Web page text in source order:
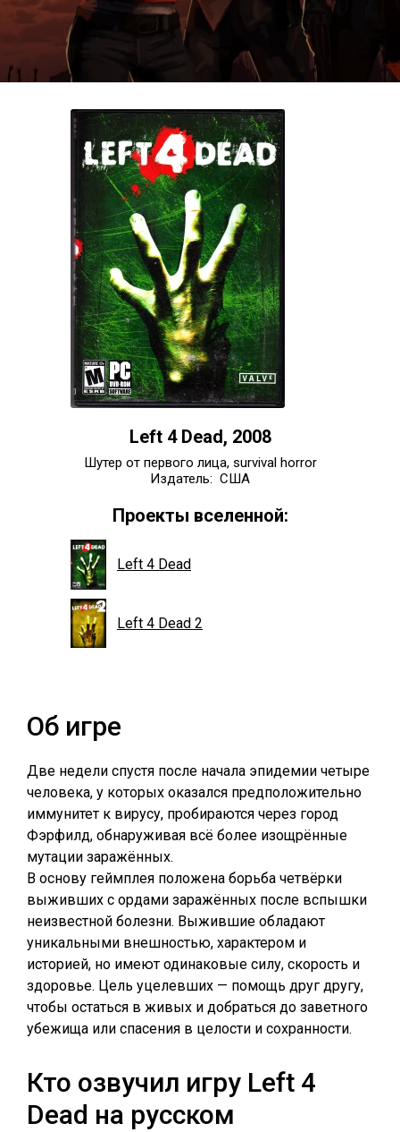
Left 4 Dead, 2008
Шутер от первого лица, survival horror
Издатель: США
Проекты вселенной:
Left 4 Dead
Left 4 Dead 2
Об игре
Две недели спустя после начала эпидемии четыре
человека, у которых оказался предположительно
иммунитет к вирусу, пробираются через город
Фэрфилд, обнаруживая всё более изощрённые
мутации заражённых.
В основу геймплея положена борьба четвёрки
выживших с ордами заражённых после вспышки
неизвестной болезни. Выжившие обладают
уникальными внешностью, характером и
историей, но имеют одинаковые силу, скорость и
здоровье. Цель уцелевших — помощь друг другу,
чтобы остаться в живых и добраться до заветного
убежища или спасения в целости и сохранности.
Кто озвучил игру Left 4
Dead на русском